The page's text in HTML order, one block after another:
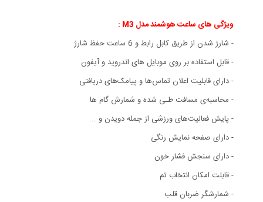
ویژگی های ساعت هوشمند مدل M3 :
- شارژ شدن از طریق کابل رابط و 6 ساعت حفظ شارژ
- قابل استفاده بر روی موبایل های اندروید و آیفون
- دارای قابلیت اعلان تماس‌ها و پیامک‌های دریافتی
- محاسبه‌ی مسافت طـی شده و شمارش گام ها
- پایش فعالیت‌های ورزشی از جمله دویدن و ...
- دارای صفحه نمایش رنگی
- دارای سنجش فشار خون
- قابلت امکان انتخاب تم
- شمارشگر ضربان قلب